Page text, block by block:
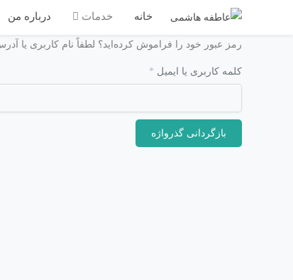
خانه خدمات درباره من
رمز عبور خود را فراموش کرده‌اید؟ لطفاً نام کاربری یا
کلمه کاربری یا ایمیل *
بازگردانی گذرواژه